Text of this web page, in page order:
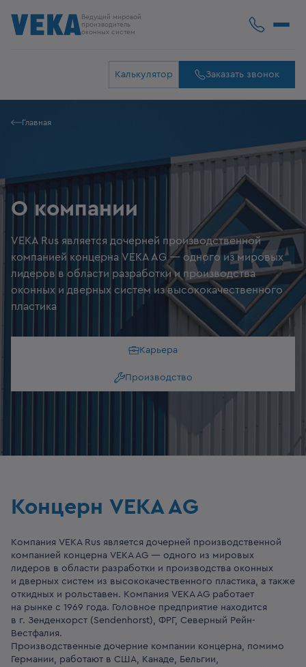
Ведущий мировой
производитель
оконных систем
Калькулятор Заказать звонок
Главная
О компании
VEKA Rus является дочерней производственной
компанией концерна VEKA AG — одного из мировых
лидеров в области разработки и производства
оконных и дверных систем из высококачественного
пластика
Карьера
Производство
Концерн VEKA AG
Компания VEKA Rus является дочерней производственной
компанией концерна VEKA AG — одного из мировых
лидеров в области разработки и производства оконных
и дверных систем из высококачественного пластика, а также
откидных и рольставен. Компания VEKA AG работает
на рынке с 1969 года. Головное предприятие находится
в г. Зенденхорст (Sendenhorst), ФРГ, Северный Рейн-
Вестфалия.
Производственные дочерние компании концерна, помимо
Германии, работают в США, Канаде, Бельгии,